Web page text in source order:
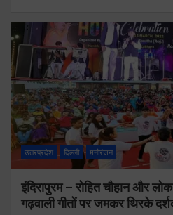
उत्तरप्रदेश दिल्ली मनोरंजन
इंदिरापुरम – रोहित चौहान और
गढ़वाली गीतों पर जमकर थिरके